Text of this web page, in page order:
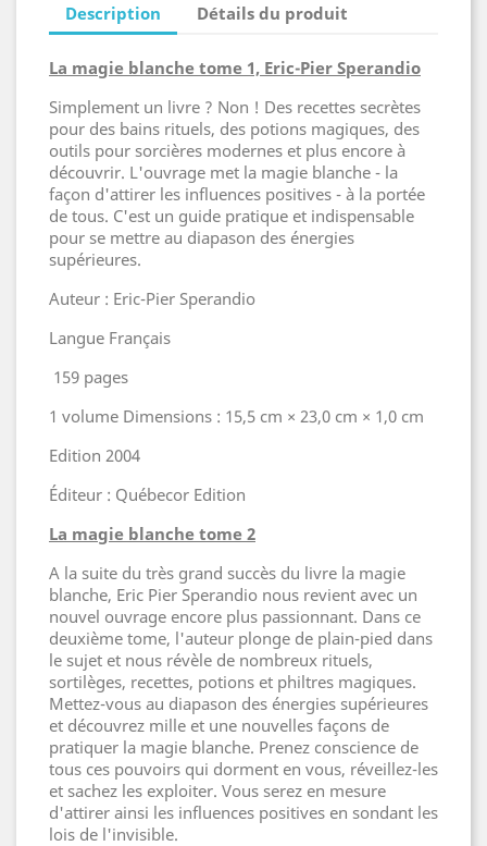
Description Détails du produit
La magie blanche tome 1, Eric-Pier Sperandio
Simplement un livre ? Non ! Des recettes secrètes
pour des bains rituels, des potions magiques, des
outils pour sorcières modernes et plus encore à
découvrir. L'ouvrage met la magie blanche - la
façon d'attirer les influences positives - à la portée
de tous. C'est un guide pratique et indispensable
pour se mettre au diapason des énergies
supérieures.
Auteur : Eric-Pier Sperandio
Langue Français
159 pages
1 volume Dimensions : 15,5 cm × 23,0 cm × 1,0 cm
Edition 2004
Éditeur : Québecor Edition
La magie blanche tome 2
A la suite du très grand succès du livre la magie
blanche, Eric Pier Sperandio nous revient avec un
nouvel ouvrage encore plus passionnant. Dans ce
deuxième tome, l'auteur plonge de plain-pied dans
le sujet et nous révèle de nombreux rituels,
sortilèges, recettes, potions et philtres magiques.
Mettez-vous au diapason des énergies supérieures
et découvrez mille et une nouvelles façons de
pratiquer la magie blanche. Prenez conscience de
tous ces pouvoirs qui dorment en vous, réveillez-les
et sachez les exploiter. Vous serez en mesure
d'attirer ainsi les influences positives en sondant les
lois de l'invisible.